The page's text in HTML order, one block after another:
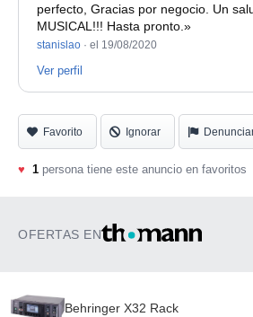
perfecto, Gracias por negocio. Un
MUSICAL!!! Hasta pronto.»
stanislao · el 19/08/2020
Ver perfil
Favorito Ignorar
♥ 1 persona tiene este anuncio en favoritos
OFERTAS EN
Behringer X32 Rack